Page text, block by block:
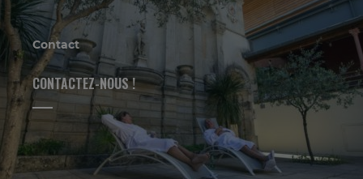
Contact
CONTACTEZ-NOUS !